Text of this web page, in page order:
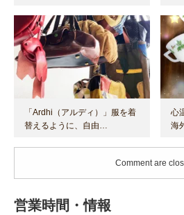
「Ardhi（アルディ）」服を着
替えるように、自由…
心
海
Comment are
営業時間・情報